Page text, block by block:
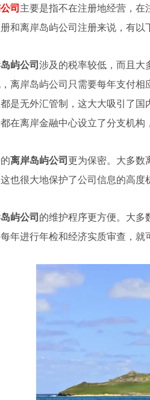
司主要是指不在注册地经营，
和离岸岛屿公司注册来说，有以
屿公司涉及的税率较低，而且大
离岸岛屿公司只需要每年支付
是无外汇管制，这大大吸引了
在离岸金融中心设立了分支机构
离岸岛屿公司更为保密。大多数
也很大地保护了公司信息的高度
屿公司的维护程序更方便。大多
年进行年检和经济实质审查，就